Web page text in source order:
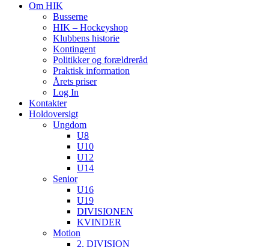
Om HIK
Busserne
HIK – Hockeyshop
Klubbens historie
Kontingent
Politikker og forældreråd
Praktisk information
Årets priser
Log In
Kontakter
Holdoversigt
Ungdom
U8
U10
U12
U14
Senior
U16
U19
DIVISIONEN
KVINDER
Motion
2. DIVISION